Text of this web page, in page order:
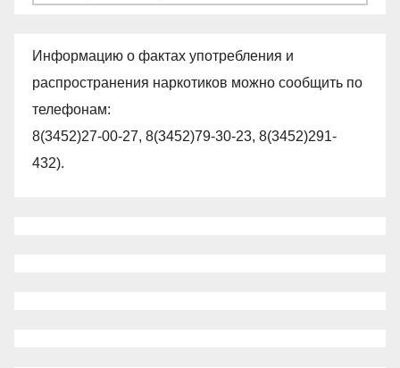
Информацию о фактах употребления и
распространения наркотиков можно сообщить по
телефонам:
8(3452)27-00-27, 8(3452)79-30-23, 8(3452)291-
432).